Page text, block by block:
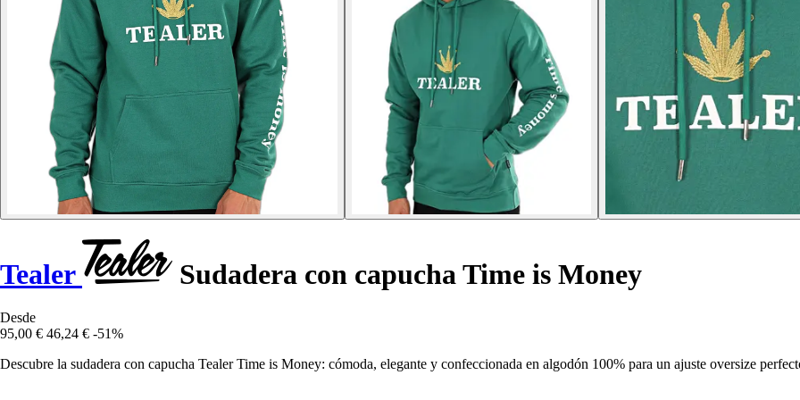
Tealer Sudadera con capucha Time is Money
Desde
95,00 € 46,24 € -51%
Descubre la sudadera con capucha Tealer Time is Money: cómoda, elegante y confeccionada en algodón 100% para un ajuste oversize